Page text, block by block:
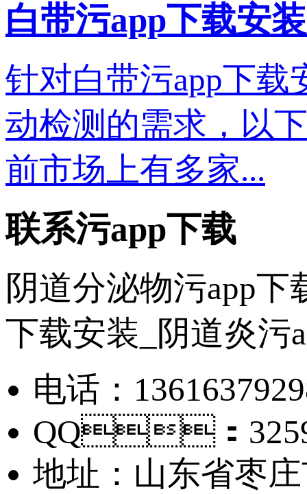
白带污app下载安
针对白带污app下载
动检测的需求，以
前市场上有多家...
联系污app下载
阴道分泌物污app下
下载安装_阴道炎污
电话：
QQ：
地址：山东省